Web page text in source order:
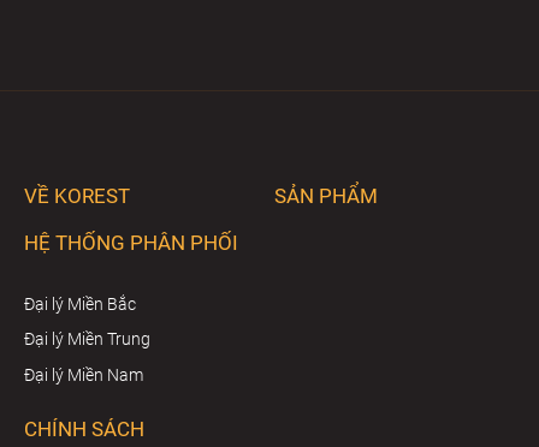
VỀ KOREST
SẢN PHẨM
HỆ THỐNG PHÂN PHỐI
Đại lý Miền Bắc
Đại lý Miền Trung
Đại lý Miền Nam
CHÍNH SÁCH